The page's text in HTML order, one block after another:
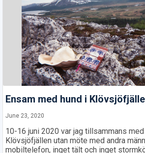
Ensam med hund i
June 23, 2020
10-16 juni 2020 var jag tillsammans
Klövsjöfjällen utan möte med andra
mobiltelefon, inget tält och inget